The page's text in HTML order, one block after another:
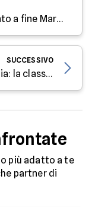
3 Mutui a tasso fisso a confronto a fine Marzo 2025
SUCCESSIVO
Le città con il clima migliore in Italia: la classifica
più adatto a te
partner di